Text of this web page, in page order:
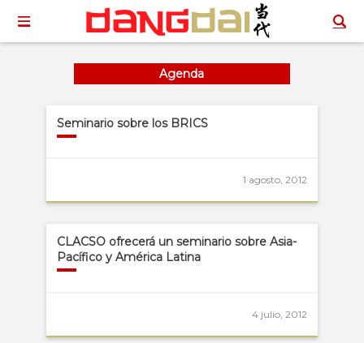
Agenda
Seminario sobre los BRICS
1 agosto, 2012
CLACSO ofrecerá un seminario sobre Asia-
Pacífico y América Latina
4 julio, 2012